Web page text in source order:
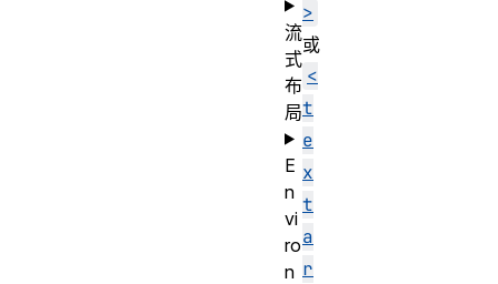
>
或
<
t
e
x
t
a
r
流
式
布
局
E
n
vi
ro
n